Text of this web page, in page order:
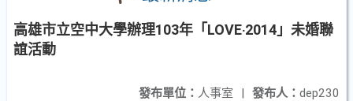
高雄市立空中大學辦理103年「LOVE‧2014」未婚聯
誼活動
發布人： dep230
發布單位： 人事室 |